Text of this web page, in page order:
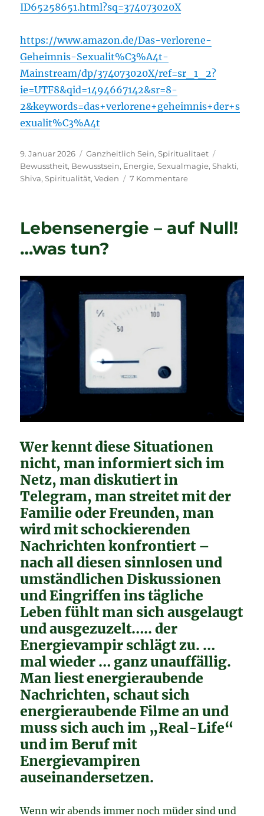
ID65258651.html?sq=374073020X
https://www.amazon.de/Das-verlorene-
Geheimnis-Sexualit%C3%A4t-
Mainstream/dp/374073020X/ref=sr_1_2?
ie=UTF8&qid=1494667142&sr=8-
2&keywords=das+verlorene+geheimnis+der+s
exualit%C3%A4t
Veröffentlicht
am
9. Januar 2026 Kategorien
Ganzheitlich Sein,Spiritualitaet
Bewusstheit, Bewusstsein, Energie,Sexualmagie,Shakti,
Shiva,Spiritualität,Veden 7 Kommentarezu
–
Energie
Lebensenergie – auf Null!
…was tun?
Wer kennt diese Situationen
nicht, man informiert sich im
Netz, man diskutiert in
Telegram, man streitet mit der
Familie oder Freunden, man
wird mit schockierenden
Nachrichten konfrontiert –
nach all diesen sinnlosen und
umständlichen Diskussionen
und Eingriffen ins tägliche
Leben fühlt man sich ausgelaugt
und ausgezuzelt….. der
Energievampir schlägt zu. …
mal wieder … ganz unauffällig.
Man liest energieraubende
Nachrichten, schaut sich
energieraubende Filme an und
muss sich auch im „Real-Life“
und im Beruf mit
Energievampiren
auseinandersetzen.
Wenn wir abends immer noch müder sind und